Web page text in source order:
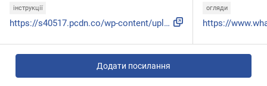
інструкції
https://s40517.pcdn.co/wp-content/uploads/2021/09/Final-Deb...
огляди
Додати посилання